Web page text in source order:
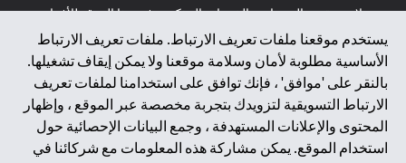
يستخدم موقعنا ملفات تعريف الارتباط. ملفات تعريف الارتباط
الأساسية مطلوبة لأمان وسلامة موقعنا ولا يمكن إيقاف تشغيلها.
بالنقر على 'موافق' ، فإنك توافق على استخدامنا لملفات تعريف
الارتباط التسويقية لتزويدك بتجربة مخصصة عبر الموقع ، وإظهار
المحتوى والإعلانات المستهدفة ، وجمع البيانات الإحصائية حول
استخدام الموقع. يمكن مشاركة هذه المعلومات مع شركائنا في
لا يتم تقديم المنتجات والخدمات المذكورة في هذا الموقع للأفراد
المقيمين في الاتحاد الأوروبي أو المنطقة الاقتصادية الأوروبية أو
سويسرا أو غيرنسي أو جيرسي أو موناكو أو سان مارينو أو
الفاتيكان أو جزيرة مان أو المملكة المتحدة أو خصوصية البيانات
(لائحة حماية البيانات العامة \ قانون حماية البيانات الشخصية
العامة \ قانون خصوصية نيوزيلندا). المحتوى الموجود في هذه
الصفحة ليس ولا ينبغي تفسيره على أنه عرض أو دعوة أو دعوة
لشراء أو بيع أي من المنتجات والخدمات المذكورة هنا لمثل هؤلاء
الأفراد.